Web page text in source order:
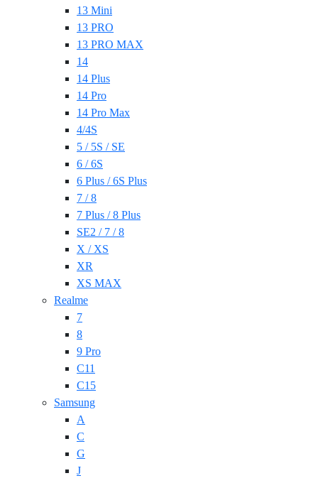
13 Mini
13 PRO
13 PRO MAX
14
14 Plus
14 Pro
14 Pro Max
4/4S
5 / 5S / SE
6 / 6S
6 Plus / 6S Plus
7 / 8
7 Plus / 8 Plus
SE2 / 7 / 8
X / XS
XR
XS MAX
Realme
7
8
9 Pro
C11
C15
Samsung
A
C
G
J